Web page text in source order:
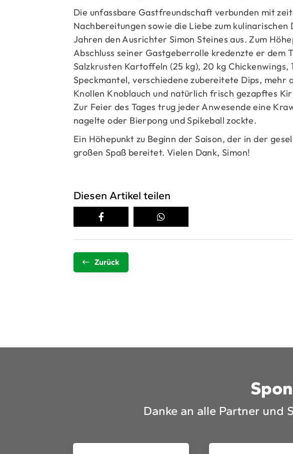
Die unfassbare Gastfreundschaft verbunden mit
Nachbereitungen sowie die Liebe zum
Jahren den Ausrichter Simon Steines aus. Zum
Abschluss seiner Gastgeberrolle kredenzte er dem
Salzkrusten Kartoffeln (25 kg), 20 kg
Speckmantel, verschiedene zubereitete Dips, mehr
Knollen Knoblauch und natürlich frisch gezapftes
Zur Feier des Tages trug jeder Anwesende eine
nagelte oder Bierpong und Spikeball zockte.
Ein Höhepunkt zu Beginn der Saison, der in der
großen Spaß bereitet. Vielen Dank, Simon!
Diesen Artikel teilen
Zurück
Danke an alle Partner und